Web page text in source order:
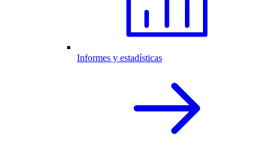
Informes y estadísticas